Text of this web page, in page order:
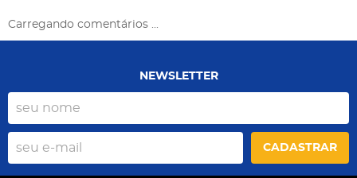
Carregando comentários ...
NEWSLETTER
CADASTRAR